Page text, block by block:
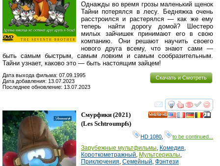
Однажды во время грозы маленький щенок
Тайни потерялся в лесу. Бедняжка очень
расстроился и растерялся — как же ему
теперь найти дорогу домой? Шестеро
милых зайчишек принимают его в свою
компанию. Они решают научить своего
нового друга всему, что знают сами —
быть самым быстрым, самым ловким и самым сообразительным.
Тайни узнает, каково это — быть настоящим зайцем!
Скачать и Смотреть
Дата выхода фильма: 07.09.1995
Дата добавления: 13.07.2023
Последнее обновление: 13.07.2023
смотреть
Смурфики (2021)
(Les Schtroumpfs)
HD 1080 to be continued...
Зарубежные мультфильмы, Комедия,
Короткометражный, Мультсериалы,
Приключения, Семейный, Фэнтези